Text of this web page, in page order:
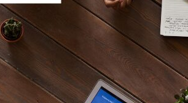
2種類のFOVオプシ
ーマルモード、長
替えて使用するこ
、単一のデバイス